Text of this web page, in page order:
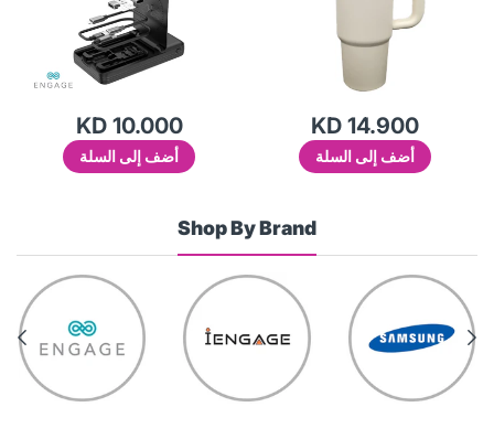
KD 10.000
أضف إلى السلة
KD 14.900
أضف إلى السلة
Shop By Brand